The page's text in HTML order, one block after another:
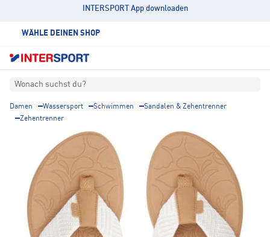
INTERSPORT App downloaden
WÄHLE DEINEN SHOP
Wonach suchst du?
Damen Wassersport Schwimmen
Sandalen & Zehentrenner
Zehentrenner